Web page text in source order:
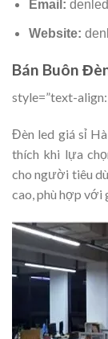
Email:
Website:
Bán Buôn
style=”text-
Đèn led giá sỉ
thích khi lựa
cho người tiêu
cao, phù hợp với